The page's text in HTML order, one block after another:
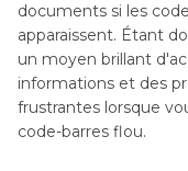
documents si les
apparaissent. Étant
un moyen brillant
informations et des
frustrantes lorsque
code-barres flou.